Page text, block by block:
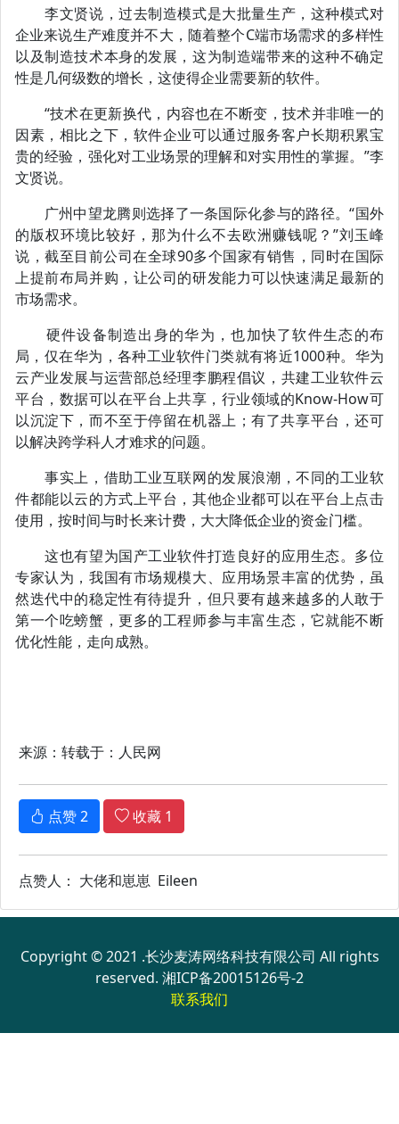
李文贤说，过去制造模式是大批量生产，这种模式对
企业来说生产难度并不大，随着整个C端市场需求的多样性
以及制造技术本身的发展，这为制造端带来的这种不确定
性是几何级数的增长，这使得企业需要新的软件。
“技术在更新换代，内容也在不断变，技术并非唯一的
因素，相比之下，软件企业可以通过服务客户长期积累宝
贵的经验，强化对工业场景的理解和对实用性的掌握。”李
文贤说。
广州中望龙腾则选择了一条国际化参与的路径。“国外
的版权环境比较好，那为什么不去欧洲赚钱呢？”刘玉峰
说，截至目前公司在全球90多个国家有销售，同时在国际
上提前布局并购，让公司的研发能力可以快速满足最新的
市场需求。
硬件设备制造出身的华为，也加快了软件生态的布
局，仅在华为，各种工业软件门类就有将近1000种。华为
云产业发展与运营部总经理李鹏程倡议，共建工业软件云
平台，数据可以在平台上共享，行业领域的Know-How可
以沉淀下，而不至于停留在机器上；有了共享平台，还可
以解决跨学科人才难求的问题。
事实上，借助工业互联网的发展浪潮，不同的工业软
件都能以云的方式上平台，其他企业都可以在平台上点击
使用，按时间与时长来计费，大大降低企业的资金门槛。
这也有望为国产工业软件打造良好的应用生态。多位
专家认为，我国有市场规模大、应用场景丰富的优势，虽
然迭代中的稳定性有待提升，但只要有越来越多的人敢于
第一个吃螃蟹，更多的工程师参与丰富生态，它就能不断
优化性能，走向成熟。
来源：转载于：人民网
点赞2 收藏 1
点赞人： 大佬和崽崽 Eileen
Copyright © 2021 .长沙麦涛网络科技有限公司 All rights
reserved. 湘ICP备20015126号-2
联系我们